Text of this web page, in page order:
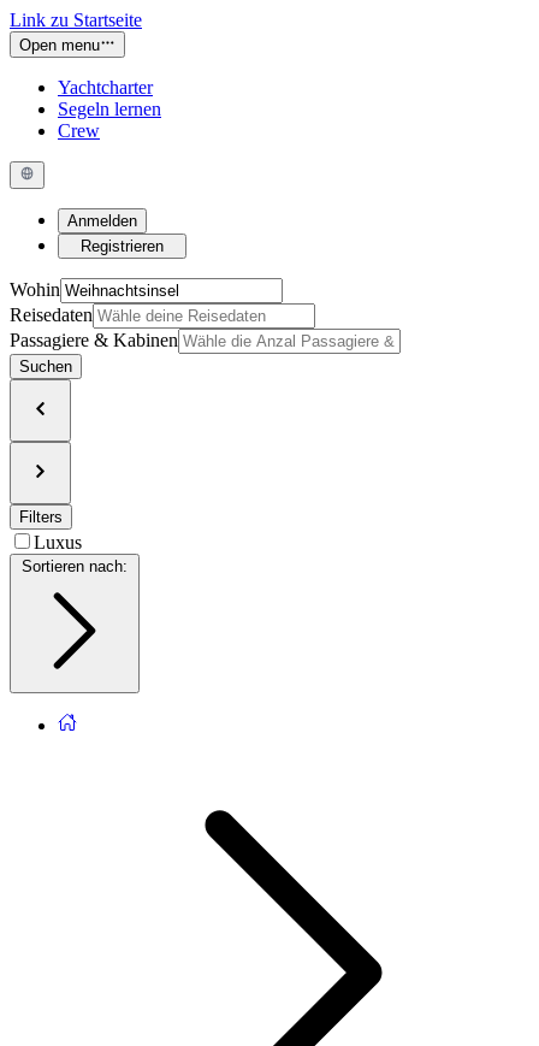
Link zu Startseite
Open menu
Yachtcharter
Segeln lernen
Crew
Anmelden
Registrieren
Wohin
Reisedaten
Passagiere & Kabinen
Suchen
Filters
Luxus
Sortieren nach